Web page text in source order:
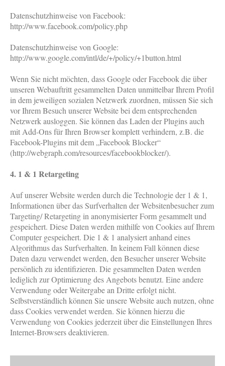
Datenschutzhinweise von Facebook:
http://www.facebook.com/policy.php
Datenschutzhinweise von Google:
http://www.google.com/intl/de/+/policy/+1button.html
Wenn Sie nicht möchten, dass Google oder Facebook die über
unseren Webauftritt gesammelten Daten unmittelbar Ihrem Profil
in dem jeweiligen sozialen Netzwerk zuordnen, müssen Sie sich
vor Ihrem Besuch unserer Website bei dem entsprechenden
Netzwerk ausloggen. Sie können das Laden der Plugins auch
mit Add-Ons für Ihren Browser komplett verhindern, z.B. die
Facebook-Plugins mit dem „Facebook Blocker“
(http://webgraph.com/resources/facebookblocker/).
4. 1 & 1 Retargeting
Auf unserer Website werden durch die Technologie der 1 & 1,
Informationen über das Surfverhalten der Websitenbesucher zum
Targeting/ Retargeting in anonymisierter Form gesammelt und
gespeichert. Diese Daten werden mithilfe von Cookies auf Ihrem
Computer gespeichert. Die 1 & 1 analysiert anhand eines
Algorithmus das Surfverhalten. In keinem Fall können diese
Daten dazu verwendet werden, den Besucher unserer Website
persönlich zu identifizieren. Die gesammelten Daten werden
lediglich zur Optimierung des Angebots benutzt. Eine andere
Verwendung oder Weitergabe an Dritte erfolgt nicht.
Selbstverständlich können Sie unsere Website auch nutzen, ohne
dass Cookies verwendet werden. Sie können hierzu die
Verwendung von Cookies jederzeit über die Einstellungen Ihres
Internet-Browsers deaktivieren.